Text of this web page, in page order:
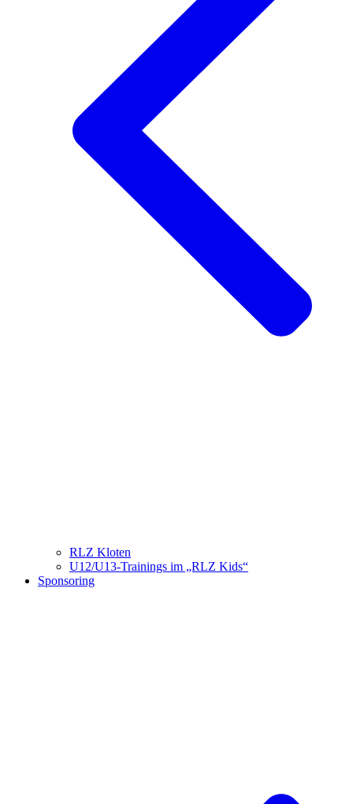
RLZ Kloten
U12/U13-Trainings im „RLZ Kids“
Sponsoring